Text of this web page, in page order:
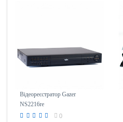
Відеореєстратор Gazer
NS2216re
0